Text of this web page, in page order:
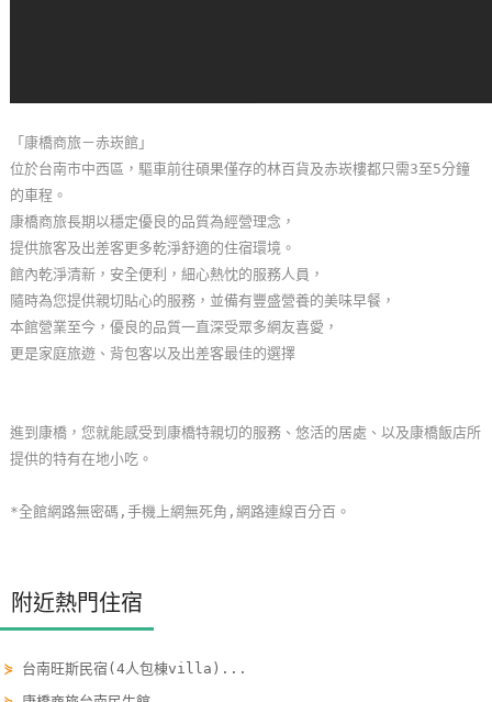
度
訂
單
管
理
帳
戶
絡
單
「康橋商旅－赤崁館」
位於台南市中西區，驅車前往碩果僅存的林百貨及赤崁樓都只需3至5分鐘
的車程。
康橋商旅長期以穩定優良的品質為經營理念，
提供旅客及出差客更多乾淨舒適的住宿環境。
館內乾淨清新，安全便利，細心熱忱的服務人員，
隨時為您提供親切貼心的服務，並備有豐盛營養的美味早餐，
本館營業至今，優良的品質一直深受眾多網友喜愛，
更是家庭旅遊、背包客以及出差客最佳的選擇
進到康橋，您就能感受到康橋特親切的服務、悠活的居處、以及康橋飯店所
提供的特有在地小吃。
*全館網路無密碼,手機上網無死角,網路連線百分百。
附近熱門住宿
⋟ 台南旺斯民宿(4人包棟villa)...